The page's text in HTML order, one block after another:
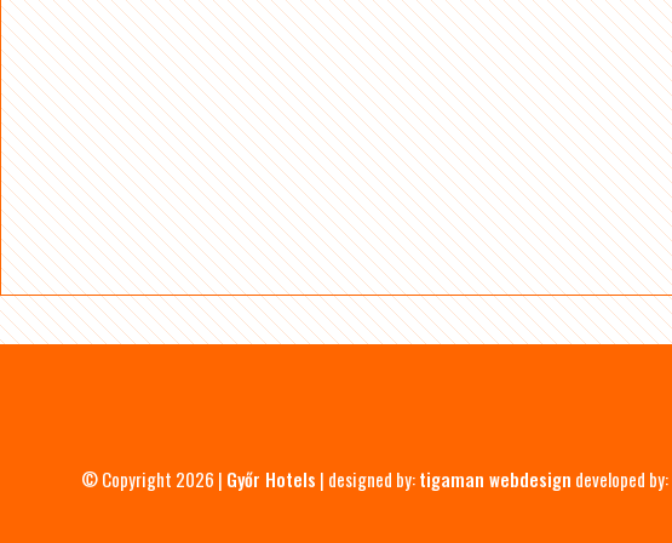
© Copyright 2026 | Győr Hotels | designed by:tigaman webdesign developed by: